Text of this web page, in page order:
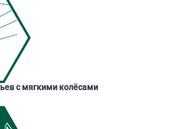
с мягкими колёсами